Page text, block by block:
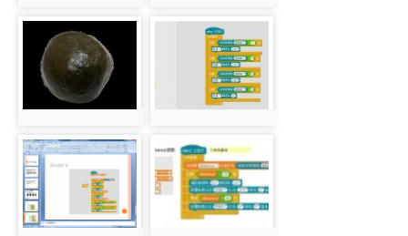
photo-
629
photo-
630